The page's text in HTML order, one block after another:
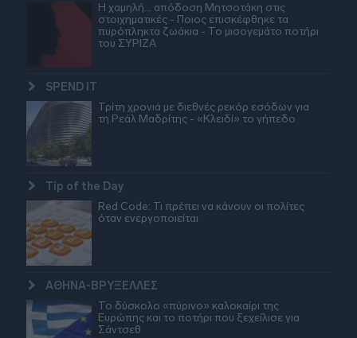
Η χαμηλή… απόδοση Μητσοτάκη στις
στοιχηματικές - Ποιος επισκέφθηκε τα
πυρόπληκτα ζωάκια - Το μισογεμάτο ποτήρι
του ΣΥΡΙΖΑ
SPEND IT
Τρίτη χρονιά με διεθνές ρεκόρ εσόδων για
τη Ρεάλ Μαδρίτης - «Κλειδί» το γήπεδο
Tip of the Day
Red Code: Τι πρέπει να κάνουν οι πολίτες
όταν ενεργοποιείται
ΑΘΗΝΑ-ΒΡΥΞΕΛΛΕΣ
Το δύσκολο «πύρινο» καλοκαίρι της
Ευρώπης και το ποτήρι που ξεχείλισε για
Σάντσεθ